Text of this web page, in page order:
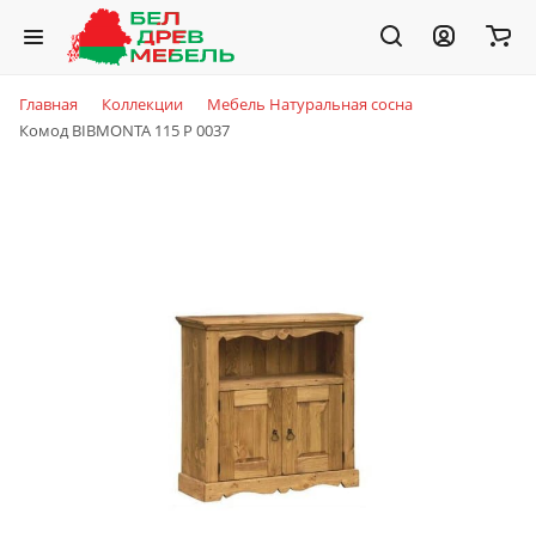
Главная Коллекции
Мебель Натуральная сосна
Комод BIBMONTA 115 Р 0037